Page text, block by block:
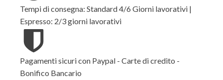
Tempi di consegna: Standard 4/6 Giorni lavorativi |
Espresso: 2/3 giorni lavorativi
Pagamenti sicuri con Paypal - Carte di credito -
Bonifico Bancario